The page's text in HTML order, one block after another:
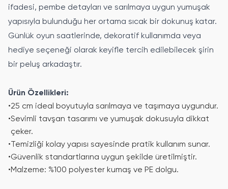
ifadesi, pembe detayları ve sarılmaya uygun yumuşak
yapısıyla bulunduğu her ortama sıcak bir dokunuş katar.
Günlük oyun saatlerinde, dekoratif kullanımda veya
hediye seçeneği olarak keyifle tercih edilebilecek şirin
bir peluş arkadaştır.
Ürün Özellikleri:
•25 cm ideal boyutuyla sarılmaya ve taşımaya uygundur.
•Sevimli tavşan tasarımı ve yumuşak dokusuyla dikkat
çeker.
•Temizliği kolay yapısı sayesinde pratik kullanım sunar.
•Güvenlik standartlarına uygun şekilde üretilmiştir.
•Malzeme: %100 polyester kumaş ve PE dolgu.